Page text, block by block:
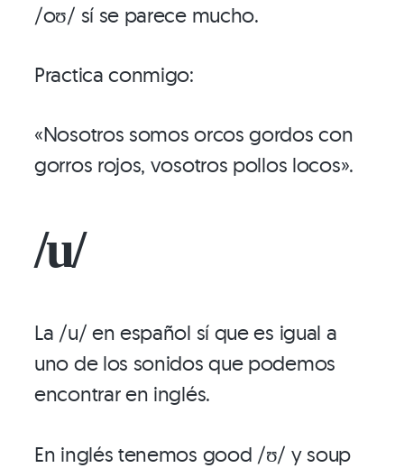
/oʊ/ sí se parece mucho.
Practica conmigo:
«Nosotros somos orcos gordos con
gorros rojos, vosotros pollos locos».
/u/
La /u/ en español sí que es igual a
uno de los sonidos que podemos
encontrar en inglés.
En inglés tenemos good /ʊ/ y soup